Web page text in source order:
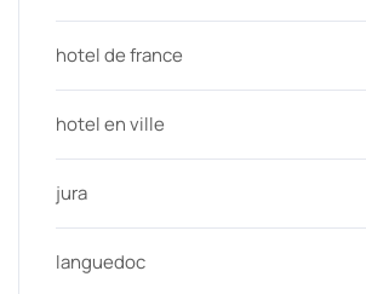
hotel de france
hotel en ville
jura
languedoc